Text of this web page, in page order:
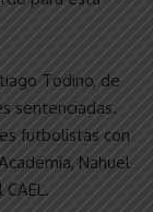
Todino, de
sentenciadas.
futbolistas con
Nahuel